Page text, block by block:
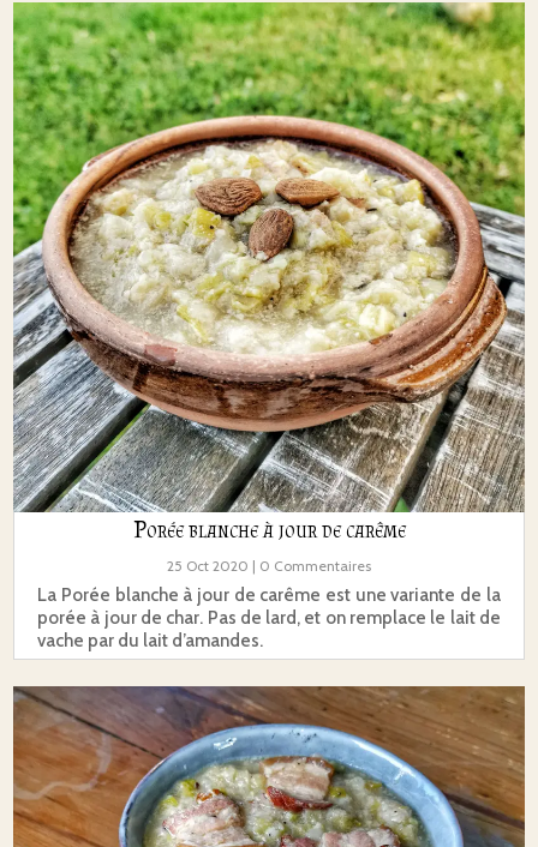
Porée blanche à jour de carême
25 Oct 2020 | 0 Commentaires
La Porée blanche à jour de carême est une variante de la
porée à jour de char. Pas de lard, et on remplace le lait de
vache par du lait d’amandes.